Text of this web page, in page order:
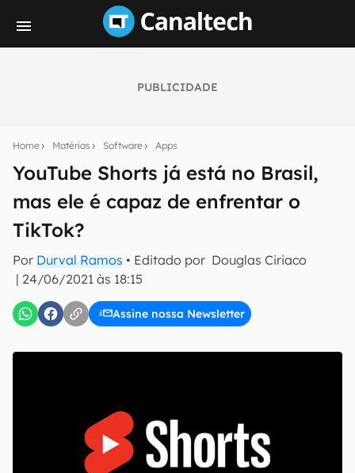
PUBLICIDADE
Home Matérias Software Apps
YouTube Shorts já está no Brasil,
mas ele é capaz de enfrentar o
TikTok?
Por Durval Ramos • Editado por Douglas Ciriaco
| 24/06/2021 às 18:15
Assine nossa Newsletter
notícias e reviews sobre tecnologia em primeira
mão.
E-mail
inscreva-se
Confirmo que li, aceito e concordo com os Termos de
Uso e Política de Privacidade do Canaltech.